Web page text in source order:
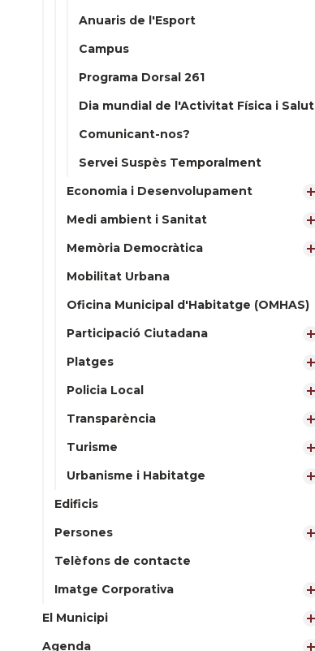
Anuaris de l'Esport
Campus
Programa Dorsal 261
Dia mundial de l'Activitat Física i Salut
Comunicant-nos?
Servei Suspès Temporalment
Economia i Desenvolupament
Medi ambient i Sanitat
Memòria Democràtica
Mobilitat Urbana
Oficina Municipal d'Habitatge (OMHAS)
Participació Ciutadana
Platges
Policia Local
Transparència
Turisme
Urbanisme i Habitatge
Edificis
Persones
Telèfons de contacte
Imatge Corporativa
El Municipi
Agenda